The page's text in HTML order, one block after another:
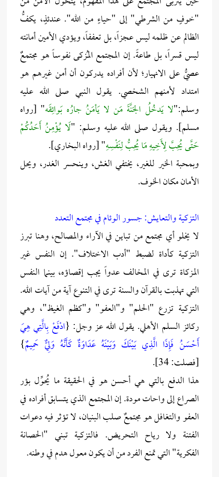
"خوفٍ من الشرطي" إلى "حياءٍ من الله". عندئذٍ، يكفُّ
الظالم عن ظلمه ليس عجزاً، بل تعففاً، ويؤدي الأمين أمانته
ليس قسراً، بل طاعةً. إن المجتمع المُزكى نفوساً هو مجتمعٌ
عصيُّ على الانهيار؛ لأن أفراده يدركون أن أمن غيرهم هو
امتداد لأمنهم الشخصي. يقول النبي صلى الله عليه
وسلم:"لا يَدخُلُ الجَنَّةَ مَن لا يَأمَنُ جارُه بَوائِقَه" [رواه
مسلم]. ويقول صلى الله عليه وسلم: "لَا يُؤْمِنُ أَحَدُكُمْ
حَتَّى يُحِبَّ لِأَخِيهِ مَا يُحِبُّ لِنَفْسِهِ" [رواه البخاري].
وبمحبة الخير للغير، يختفي الغش، وينحسر الغدر، ويحل
الأمان مكان الخوف.
التزكية والتعايش: جسور الوئام في مجتمع التعدد
لا يخلو أي مجتمع من تباين في الآراء والمصالح، وهنا تبرز
التزكية كأداة لضبط "أدب الاختلاف". إن النفس غير
المزكاة ترى في المخالف عدواً يجب إقصاؤه، بينما النفس
التي تهذبت بالقرآن والسنة ترى في التنوع آية من آيات الله.
التزكية تزرع "الحلم" و"العفو" و"كظم الغيظ"، وهي
ركائز السلم الأهلي. يقول الله عز وجل: {ادْفَعْ بِالَّتِي هِيَ
أَحْسَنُ فَإِذَا الَّذِي بَيْنَكَ وَبَيْنَهُ عَدَاوَةٌ كَأَنَّهُ وَلِيٌّ حَمِيمٌ}
[فصلت: 34].
هذا الدفع بالتي هي أحسن هو في الحقيقة ما يُحوِّل بؤر
الصراع إلى واحات مودة. إن المجتمع الذي يتسابق أفراده في
العفو والتغافل هو مجتمعٌ صلب البنيان، لا تؤثر فيه دعوات
الفتنة ولا رياح التحريض. فالتزكية تبني "الحصانة
الفكرية" التي تمنع الفرد من أن يكون معول هدم في وطنه.